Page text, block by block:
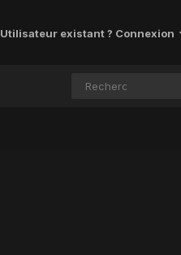
Utilisateur existant ? Connexion